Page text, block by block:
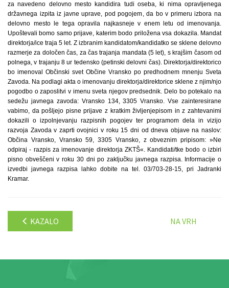
za navedeno delovno mesto kandidira tudi oseba, ki nima opravljenega
državnega izpita iz javne uprave, pod pogojem, da bo v primeru izbora na
delovno mesto le tega opravila najkasneje v enem letu od imenovanja.
Upoštevali bomo samo prijave, katerim bodo priložena vsa dokazila. Mandat
direktorja/ice traja 5 let. Z izbranim kandidatom/kandidatko se sklene delovno
razmerje za določen čas, za čas trajanja mandata (5 let), s krajšim časom od
polnega, v trajanju 8 ur tedensko (petinski delovni čas). Direktorja/direktorico
bo imenoval Občinski svet Občine Vransko po predhodnem mnenju Sveta
Zavoda. Na podlagi akta o imenovanju direktorja/direktorice sklene z njim/njo
pogodbo o zaposlitvi v imenu sveta njegov predsednik. Delo bo potekalo na
sedežu javnega zavoda: Vransko 134, 3305 Vransko. Vse zainteresirane
vabimo, da pošljejo pisne prijave z kratkim življenjepisom in z zahtevanimi
dokazili o izpolnjevanju razpisnih pogojev ter programom dela in vizijo
razvoja Zavoda v zaprti ovojnici v roku 15 dni od dneva objave na naslov:
Občina Vransko, Vransko 59, 3305 Vransko, z obveznim pripisom: »Ne
odpiraj - razpis za imenovanje direktorja ZKTŠ«. Kandidati/tke bodo o izbiri
pisno obveščeni v roku 30 dni po zaključku javnega razpisa. Informacije o
izvedbi javnega razpisa lahko dobite na tel. 03/703-28-15, pri Jadranki
Kramar.
KAZALO NA VRH